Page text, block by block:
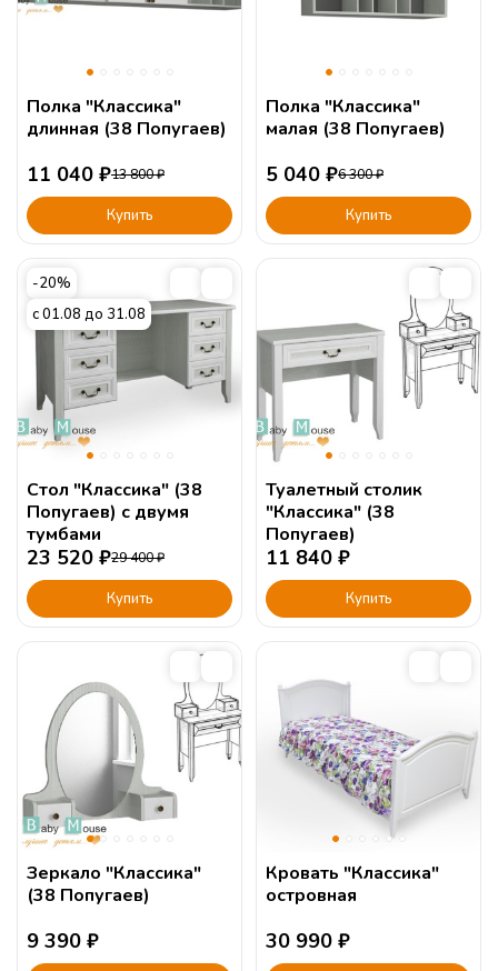
Полка "Классика"
длинная (38 Попугаев)
11 040 ₽13 800₽
Купить
Полка "Классика"
малая (38 Попугаев)
5 040 ₽6 300₽
Купить
-20%
с 01.08 до 31.08
Стол "Классика" (38
Попугаев) с двумя
тумбами
23 520 ₽29 400₽
Купить
Туалетный столик
"Классика" (38
Попугаев)
11 840 ₽
Купить
Зеркало "Классика"
(38 Попугаев)
9 390 ₽
Кровать "Классика"
островная
30 990 ₽